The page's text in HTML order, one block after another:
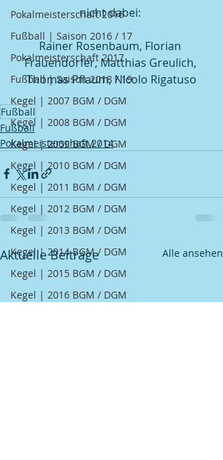
Pokalmeisterschaft 2016
Fußball | Saison 2016 / 17
Pokalmeisterschaft 2017
Fußball | Saison 2018 / 19
Kegel | 2007 BGM / DGM
Kegel | 2008 BGM / DGM
Kegel | 2009 BGM / DGM
Kegel | 2010 BGM / DGM
Kegel | 2011 BGM / DGM
Kegel | 2012 BGM / DGM
Kegel | 2013 BGM / DGM
Kegel | 2014 BGM / DGM
Kegel | 2015 BGM / DGM
Kegel | 2016 BGM / DGM
nicht dabei:
Rainer Rosenbaum, Florian
Frauendorfer, Matthias Greulich,
Thomas Pflaum, Nicolo Rigatuso
Fußball
Fußball
Pokalmeisterschaft 2014
Aktuelle Beiträge Alle ansehen